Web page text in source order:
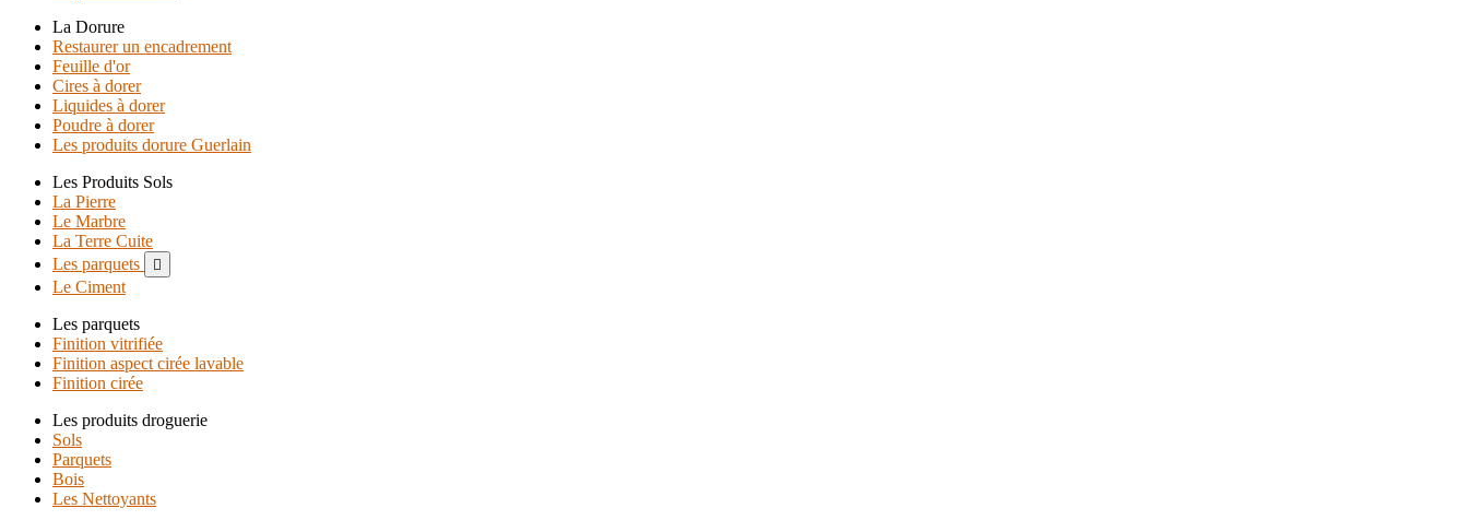
La Dorure
Restaurer un encadrement
Feuille d'or
Cires à dorer
Liquides à dorer
Poudre à dorer
Les produits dorure Guerlain
Les Produits Sols
La Pierre
Le Marbre
La Terre Cuite
Les parquets

Le Ciment
Les parquets
Finition vitrifiée
Finition aspect cirée lavable
Finition cirée
Les produits droguerie
Sols
Parquets
Bois
Les Nettoyants